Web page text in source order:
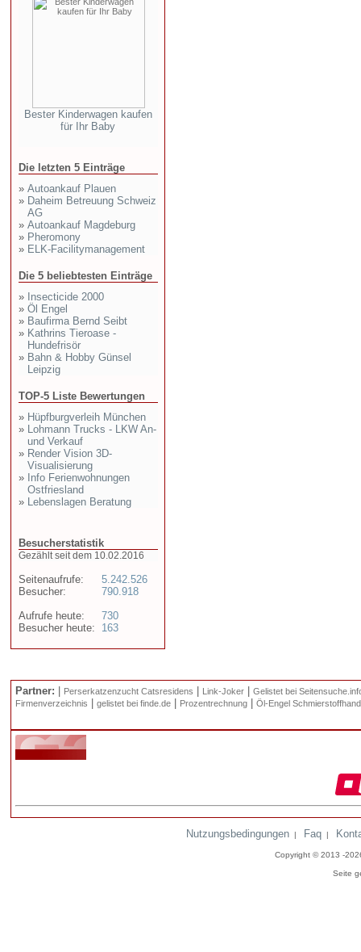
Bester Kinderwagen kaufen
für Ihr Baby
Die letzten 5 Einträge
» Autoankauf Plauen
» Daheim Betreuung Schweiz
AG
» Autoankauf Magdeburg
» Pheromony
» ELK-Facilitymanagement
Die 5 beliebtesten Einträge
» Insecticide 2000
» Öl Engel
» Baufirma Bernd Seibt
» Kathrins Tieroase -
Hundefrisör
» Bahn & Hobby Günsel
Leipzig
TOP-5 Liste Bewertungen
» Hüpfburgverleih München
» Lohmann Trucks - LKW An-
und Verkauf
» Render Vision 3D-
Visualisierung
» Info Ferienwohnungen
Ostfriesland
» Lebenslagen Beratung
Besucherstatistik
Gezählt seit dem 10.02.2016
Seitenaufrufe:
Besucher:
Aufrufe heute:
Besucher heute:
5.242.526
790.918
730
163
Partner: Perserkatzenzucht Catsresidens Link-Joker
Gelistet bei
Firmenverzeichnis
gelistet bei finde.de Prozentrechnung Öl-Engel
Nutzungsbedingungen | Faq |
Copyright © 2013 -
Seite